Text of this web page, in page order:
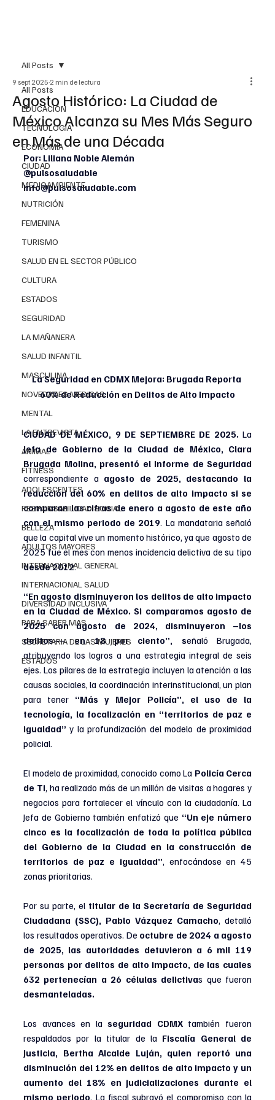
All Posts
EDUCACIÓN
TECNOLOGÍA
ECONOMÍA
CIUDAD
MEDIOAMBIENTE
NUTRICIÓN
FEMENINA
TURISMO
SALUD EN EL SECTOR PÚBLICO
CULTURA
ESTADOS
SEGURIDAD
LA MAÑANERA
SALUD INFANTIL
MASCULINA
NOVEDADES MEDICAS
MENTAL
LA ENTREVISTA
ANIMAL
FITNESS
ADOLESCENTES
RESPONSABILIDAD SOCIAL
BELLEZA
ADULTOS MAYORES
INTERNACIONAL GENERAL
INTERNACIONAL SALUD
DIVERSIDAD INCLUSIVA
PARA SABER MAS
SECRETARIA DE LAS MUJERES
ESTADOS
All Posts
Agosto Histórico: La Ciudad de
México Alcanza su Mes Más Seguro
en Más de una Década
9 sept 2025 2 min de lectura
Por: Liliana Noble Alemán
@pulsosaludable
info@pulsosaludable.com
La Seguridad en CDMX Mejora: Brugada Reporta
60% de Reducción en Delitos de Alto Impacto
CIUDAD DE MÉXICO, 9 DE SEPTIEMBRE DE 2025. La
Jefa de Gobierno de la Ciudad de México, Clara
correspondiente a agosto de 2025, destacando la
reducción del 60% en delitos de alto impacto si se
comparan las cifras de enero a agosto de este año
con el mismo periodo de 2019. La mandataria señaló
que la capital vive un momento histórico, ya que agosto de
desde 2012.
“En agosto disminuyeron los delitos de alto impacto
en la Ciudad de México. Si comparamos agosto de
2025 con agosto de 2024, disminuyeron –los
delitos–– en 18 por ciento”, señaló Brugada,
atribuyendo los logros a una estrategia integral de seis
ejes. Los pilares de la estrategia incluyen la atención a las
causas sociales, la coordinación interinstitucional, un plan
para tener “Más y Mejor Policía”, el uso de la
tecnología, la focalización en “territorios de paz e
igualdad” y la profundización del modelo de proximidad
policial.
El modelo de proximidad, conocido como La Policía Cerca
de Ti, ha realizado más de un millón de visitas a hogares y
negocios para fortalecer el vínculo con la ciudadanía. La
Jefa de Gobierno también enfatizó que “Un eje número
cinco es la focalización de toda la política pública
del Gobierno de la Ciudad en la construcción de
territorios de paz e igualdad”, enfocándose en 45
zonas prioritarias.
Por su parte, el titular de la Secretaría de Seguridad
Ciudadana (SSC), Pablo Vázquez Camacho, detalló
los resultados operativos. De octubre de 2024 a agosto
de 2025, las autoridades detuvieron a 6 mil 119
personas por delitos de alto impacto, de las cuales
632 pertenecían a 26 células delictiva
desmanteladas.
Los avances en la seguridad CDMX también fueron
respaldados por la titular de la Fiscalía General de
Justicia, Bertha Alcalde Luján, quien reportó una
disminución del 12% en delitos de alto impacto y un
aumento del 18% en judicializaciones durante el
mismo periodo. La fiscal subrayó el compromiso con la